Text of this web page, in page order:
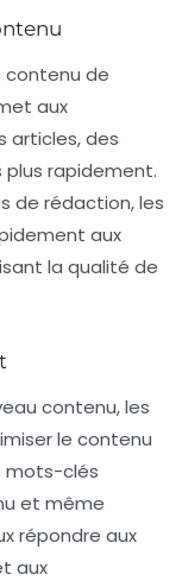
contenu de
aux
articles, des
rapidement.
de rédaction, les
aux
la qualité de
contenu, les
le contenu
mots-clés
et même
répondre aux
aux